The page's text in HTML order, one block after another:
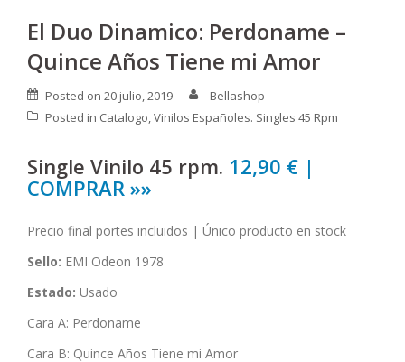
El Duo Dinamico: Perdoname –
Quince Años Tiene mi Amor
Posted on 20 julio, 2019
Bellashop
Posted in Catalogo,Vinilos Españoles. Singles 45 Rpm
Single Vinilo 45 rpm. 12,90 € |
COMPRAR »»
Precio final portes incluidos | Único producto en stock
Sello: EMI Odeon 1978
Estado: Usado
Cara A: Perdoname
Cara B: Quince Años Tiene mi Amor